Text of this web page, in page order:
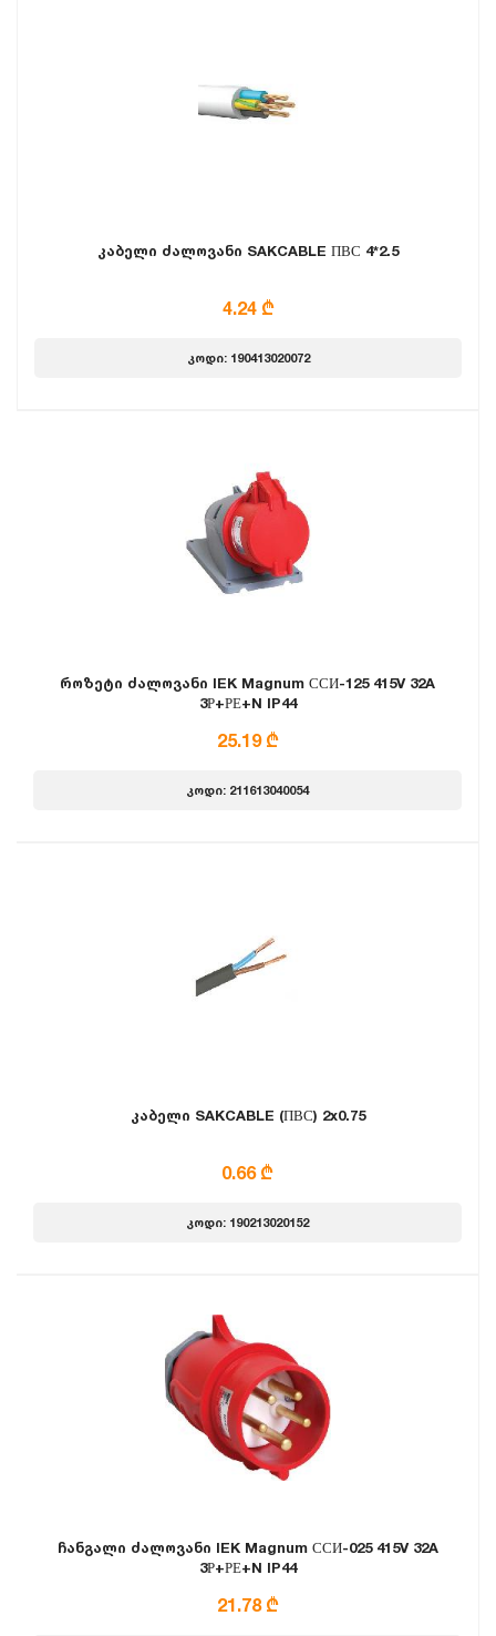
კაბელი ძალოვანი SAKCABLE ПВС 4*2.5
4.24 ₾
კოდი: 190413020072
როზეტი ძალოვანი IEK Magnum ССИ-125 415V 32A
3Р+РЕ+N IP44
25.19 ₾
კოდი: 211613040054
კაბელი SAKCABLE (ПВС) 2x0.75
0.66 ₾
კოდი: 190213020152
ჩანგალი ძალოვანი IEK Magnum ССИ-025 415V 32A
3Р+РЕ+N IP44
21.78 ₾